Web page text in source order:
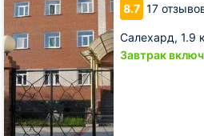
8.7 17
Салехард, 1.9
Завтрак